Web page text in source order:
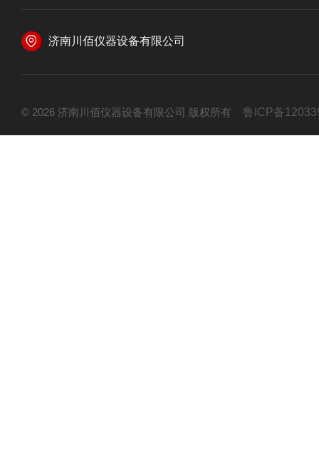
济南川佰仪器设备有限公司
© 2026 济南川佰仪器设备有限公司 版权所有 鲁ICP备